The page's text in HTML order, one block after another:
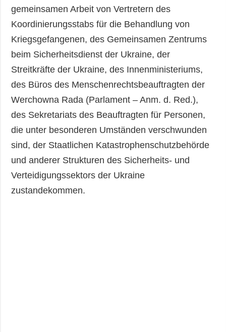
gemeinsamen Arbeit von Vertretern des
Koordinierungsstabs für die Behandlung von
Kriegsgefangenen, des Gemeinsamen Zentrums
beim Sicherheitsdienst der Ukraine, der
Streitkräfte der Ukraine, des Innenministeriums,
des Büros des Menschenrechtsbeauftragten der
Werchowna Rada (Parlament – Anm. d. Red.),
des Sekretariats des Beauftragten für Personen,
die unter besonderen Umständen verschwunden
sind, der Staatlichen Katastrophenschutzbehörde
und anderer Strukturen des Sicherheits- und
Verteidigungssektors der Ukraine
zustandekommen.